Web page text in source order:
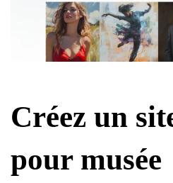
Créez un
pour musée